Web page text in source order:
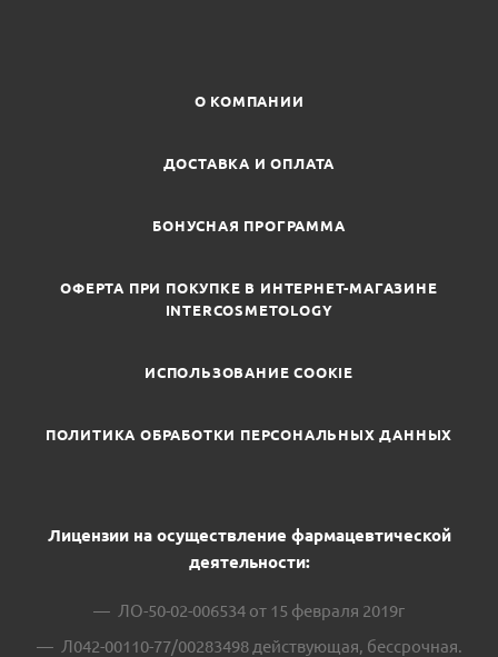
О КОМПАНИИ
ДОСТАВКА И ОПЛАТА
БОНУСНАЯ ПРОГРАММА
ОФЕРТА ПРИ ПОКУПКЕ В ИНТЕРНЕТ-МАГАЗИНЕ
INTERCOSMETOLOGY
ИСПОЛЬЗОВАНИЕ COOKIE
ПОЛИТИКА ОБРАБОТКИ ПЕРСОНАЛЬНЫХ ДАННЫХ
Лицензии на осуществление фармацевтической
деятельности:
ЛО-50-02-006534 от 15 февраля 2019г
Л042-00110-77/00283498 действующая, бессрочная.